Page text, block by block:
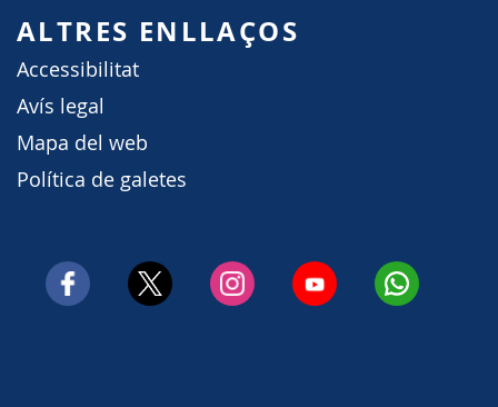
ALTRES ENLLAÇOS
Accessibilitat
Avís legal
Mapa del web
Política de galetes